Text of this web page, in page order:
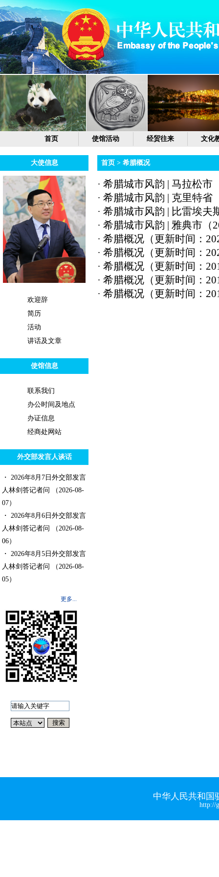
首页 使馆活动 经贸往来 文化
大使信息
欢迎辞
简历
活动
讲话及文章
使馆信息
联系我们
办公时间及地点
办证信息
经商处网站
外交部发言人谈话
・ 2026年8月7日外交部发言
人林剑答记者问
（2026-08-
07）
・ 2026年8月6日外交部发言
人林剑答记者问
（2026-08-
06）
・ 2026年8月5日外交部发言
人林剑答记者问
（2026-08-
05）
更多...
首页 > 希腊概况
· 希腊城市风韵 | 马拉松市
· 希腊城市风韵 | 克里特省
· 希腊城市风韵 | 比雷埃夫
· 希腊城市风韵 | 雅典市（
· 希腊概况（更新时间：
· 希腊概况（更新时间：
· 希腊概况（更新时间：
· 希腊概况（更新时间：
· 希腊概况（更新时间：
中华人民共和国
http://